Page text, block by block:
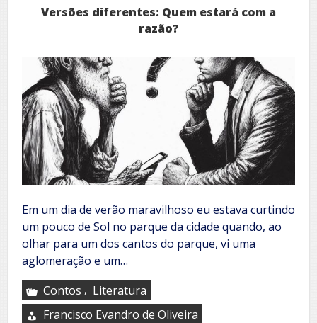
Versões diferentes: Quem estará com a
razão?
Em um dia de verão maravilhoso eu estava curtindo
um pouco de Sol no parque da cidade quando, ao
olhar para um dos cantos do parque, vi uma
aglomeração e um…
Contos , Literatura
Francisco Evandro de Oliveira